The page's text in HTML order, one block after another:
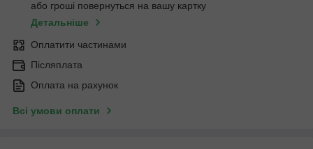
або гроші повернуться на вашу картку
Детальніше
Оплатити частинами
Післяплата
Оплата на рахунок
Всі умови оплати